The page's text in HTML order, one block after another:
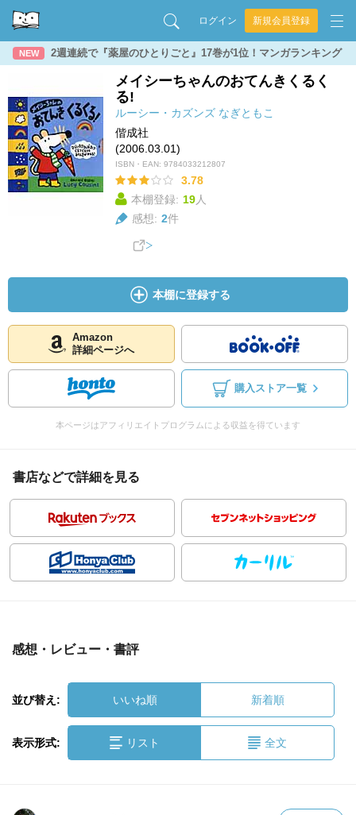
ログイン 新規会員登録
NEW 2週連続で『薬屋のひとりごと』17巻が1位！マンガランキング
メイシーちゃんのおてんきくるく
る!
ルーシー・カズンズ なぎともこ
偕成社
(2006.03.01)
ISBN・EAN: 9784033212807
3.78
本棚登録: 19人
感想: 2件
本棚に登録する
Amazon
詳細ページへ
購入ストア一覧
本ページはアフィリエイトプログラムによる収益を得ています
書店などで詳細を見る
感想・レビュー・書評
並び替え: いいね順 新着順
表示形式: リスト 全文